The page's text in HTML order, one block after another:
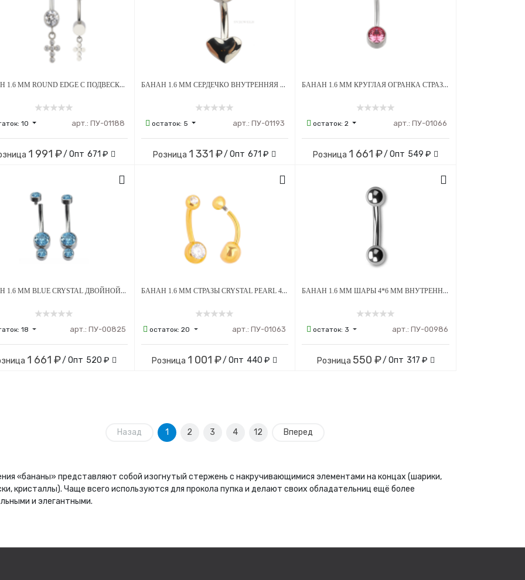
БАНАН 1.6 ММ ROUND EDGE С ПОДВЕСКОЙ КРЕСТ STEEL CRYST ВНУТРЕННЯЯ РЕЗЬБА ТИТАН
10 арт.: ПУ-01188
1 991 ₽/ Опт 671 ₽
БАНАН 1.6 ММ СЕРДЕЧКО ВНУТРЕННЯЯ РЕЗЬБА ТИТАН
остаток: 5 арт.: ПУ-01193
Розница 1 331 ₽/ Опт 671 ₽
БАНАН 1.6 ММ КРУГЛАЯ ОГРАНКА СТРАЗЫ PINK 5*8 ММ ВНУТРЕННЯЯ РЕЗЬБА ТИТАН
остаток:2 арт.: ПУ-01066
Розница 1 661 ₽/ Опт 549 ₽
БАНАН 1.6 ММ BLUE CRYSTAL ДВОЙНОЙ 4Х6 ММ ВНУТРЕННЯЯ РЕЗЬБА ТИТАН
18 арт.: ПУ-00825
1 661 ₽/ Опт 520 ₽
БАНАН 1.6 ММ СТРАЗЫ CRYSTAL PEARL 4*6 ММ ВНУТРЕННЯЯ РЕЗЬБА GOLD ТИТАН
остаток:20 арт.: ПУ-01063
Розница 1 001 ₽/ Опт 440 ₽
БАНАН 1.6 ММ ШАРЫ 4*6 ММ ВНУТРЕННЯЯ РЕЗЬБА ТИТАН
остаток: 3 арт.: ПУ-00986
Розница 550 ₽/ Опт 317 ₽
Назад 1 2 3 4 12 Вперед
«бананы» представляют собой изогнутый стержень с накручивающимися элементами на концах (шарики,
кристаллы). Чаще всего используются для прокола пупка и делают своих обладательниц ещё более
и элегантными.